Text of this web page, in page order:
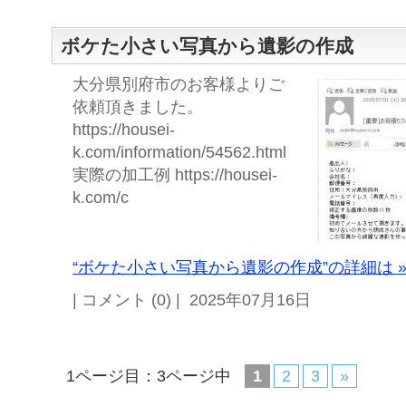
ボケた小さい写真から遺影の作成
大分県別府市のお客様よりご
依頼頂きました。
https://housei-
k.com/information/54562.html
実際の加工例 https://housei-
k.com/c
“ボケた小さい写真から遺影の作成”の詳細は »
| コメント (0) | 2025年07月16日
1ページ目：3ページ中 1 2 3 »